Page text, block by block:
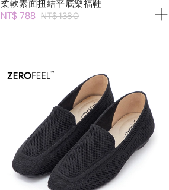
柔軟素面扭結平底樂福鞋
NT$ 788 NT$ 1380